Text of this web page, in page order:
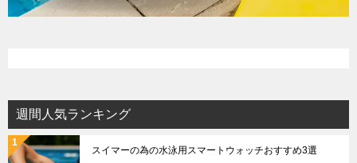
週間人気ランキング
スイマーの為の水泳用スマートウォッチおすすめ3選